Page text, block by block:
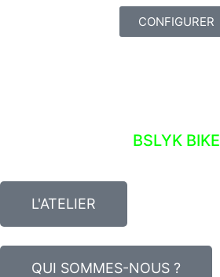
CONFIGURER
BSLYK BIKE
L'ATELIER
QUI SOMMES-NOUS ?